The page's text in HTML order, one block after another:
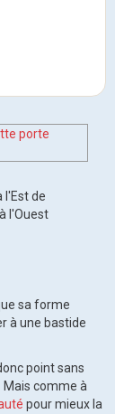
l'Est de
l'Ouest
sa forme
à une bastide
point sans
comme à
pour mieux la